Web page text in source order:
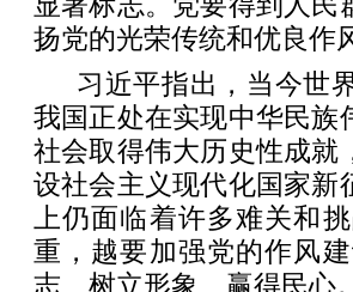
扬党的光荣传统和优良作
习近平指出，当今世
我国正处在实现中华民族
社会取得伟大历史性成就
设社会主义现代化国家新
上仍面临着许多难关和
重，越要加强党的作风
志、树立形象、赢得民心。